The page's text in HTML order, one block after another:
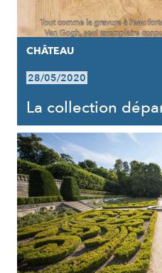
CHÂTEAU
28/05/2020
La collection